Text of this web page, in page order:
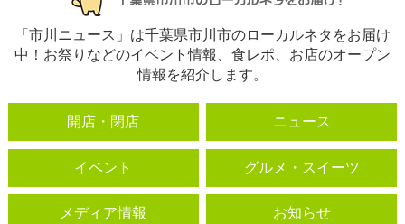
「市川ニュース」は千葉県市川市のローカルネタをお届け
中！お祭りなどのイベント情報、食レポ、お店のオープン
情報を紹介します。
開店・閉店 ニュース
イベント グルメ・スイーツ
メディア情報 お知らせ